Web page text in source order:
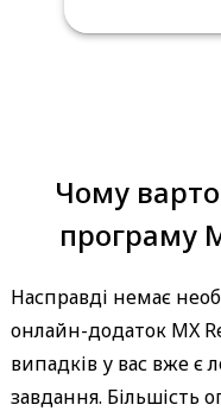
Чому
програму
Насправді немає
онлайн-додаток MX
випадків у вас вже є
завдання. Більшість